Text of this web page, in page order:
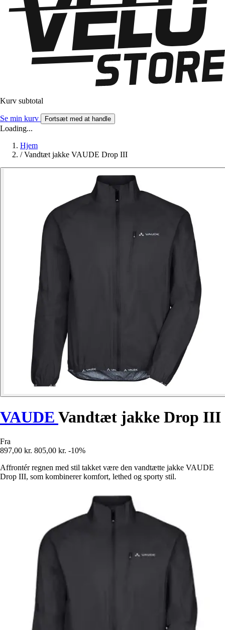
Kurv subtotal
Se min kurv Fortsæt med at handle
Loading...
Hjem
/ Vandtæt jakke VAUDE Drop III
VAUDE Vandtæt jakke Drop III
Fra
897,00 kr. 805,00 kr. -10%
Affrontér regnen med stil takket være den vandtætte jakke VAUDE
Drop III, som kombinerer komfort, lethed og sporty stil.